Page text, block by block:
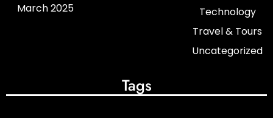
March 2025
Technology
Travel & Tours
Uncategorized
Tags